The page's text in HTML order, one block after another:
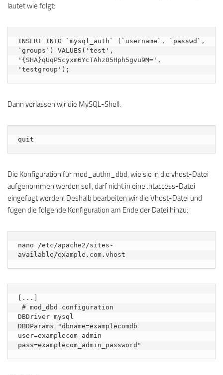
lautet wie folgt:
INSERT INTO `mysql_auth` (`username`, `passwd`,
`groups`) VALUES('test',
'{SHA}qUqP5cyxm6YcTAhz05Hph5gvu9M=',
'testgroup');
Dann verlassen wir die MySQL-Shell:
quit
Die Konfiguration für mod_authn_dbd, wie sie in die vhost-Datei
aufgenommen werden soll, darf nicht in eine .htaccess-Datei
eingefügt werden. Deshalb bearbeiten wir die Vhost-Datei und
fügen die folgende Konfiguration am Ende der Datei hinzu:
nano /etc/apache2/sites-
available/example.com.vhost
[...]
DBDriver mysql
DBDParams "dbname=examplecomdb
user=examplecom_admin
pass=examplecom_admin_password"